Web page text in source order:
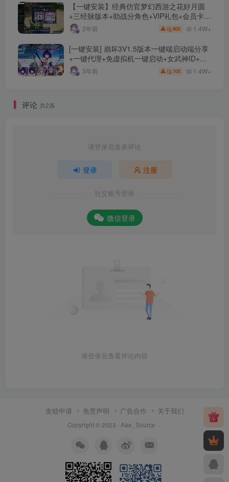
【一键安装】经典仿官梦幻西游之花好月圆
+三经脉版本+助战分角色+VIP礼包+会员卡
+剧情活动+视频搭建及其他修改资料
2年前 600 1.4W+
[一键安装] 崩坏3V1.5版本一键端启动端分享
+一键代理+免虚拟机一键启动+女武神ID+详
细指令+极简一键修改
3年前 100 1.4W+
评论 共2条
请登录后发表评论
登录 注册
社交账号登录
微信登录
请登录后查看评论内容
友链申请 免责声明 广告合作 关于我们
Copyright © 2023 · Aae_Source ·